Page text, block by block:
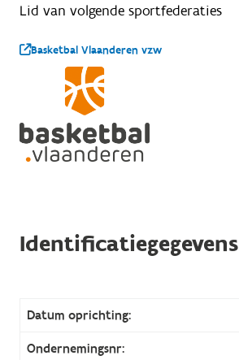
Lid van volgende sportfederaties
Basketbal Vlaanderen vzw
Identificatiegegevens
Datum oprichting:
Ondernemingsnr: